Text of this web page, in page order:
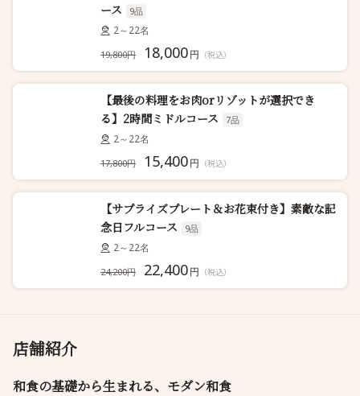
ース
9品
2～22名
19,800円 18,000円 （税込）
【最後の料理をお肉orリゾットが選択でき
る】2時間ミドルコース
7品
2～22名
17,800円 15,400円 （税込）
【サプライズプレート＆お花束付き】素敵な記
念日フルコース
9品
2～22名
24,200円 22,400円 （税込）
店舗紹介
和食の基礎から生まれる、モダン和食